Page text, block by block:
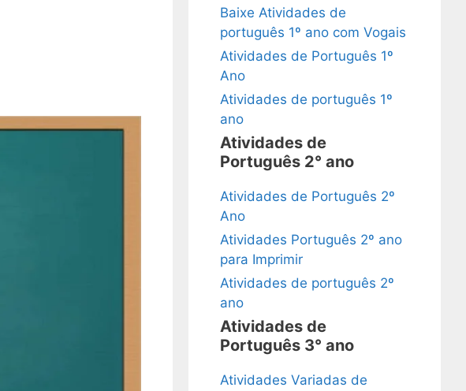
Baixe Atividades de
português 1º ano com Vogais
Atividades de Português 1º
Ano
Atividades de português 1º
ano
Atividades de
Português 2° ano
Atividades de Português 2º
Ano
Atividades Português 2º ano
para Imprimir
Atividades de português 2º
ano
Atividades de
Português 3° ano
Atividades Variadas de